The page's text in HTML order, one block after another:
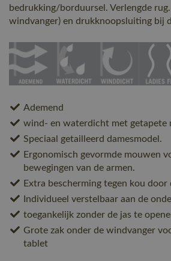
bedrukking/borduursel. Verlengde
windvanger) en drukknoopsluiting bij
Ademend
wind- en waterdicht met getapete
Speciaal getailleerd damesmodel.
Ergonomisch gevormde mouwen
bewegingen van de armen.
Extra bescherming tegen kou door
Individueel verstelbaar aan de
toegankelijk zonder de jas te
Grote zak onder de windvanger
tablet